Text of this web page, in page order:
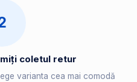
coletul retur
varianta cea mai comodă